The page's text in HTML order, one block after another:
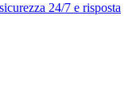
24/7 e risposta